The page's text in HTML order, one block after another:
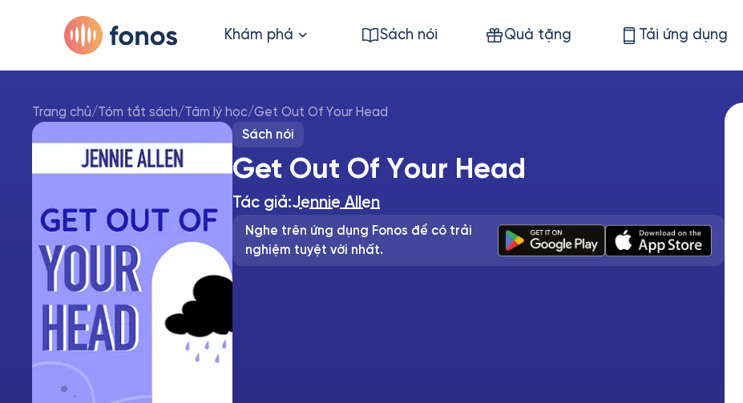
Khám phá Sách nói Quà tặng Tải ứng dụng
Trang chủ/Tóm tắt sách/Tâm lý học/Get Out Of Your Head
Sách nói
Get Out Of Your Head
Tác giả:Jennie Allen
Nghe trên ứng dụng Fonos để có trải
nghiệm tuyệt vời nhất.